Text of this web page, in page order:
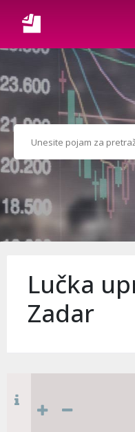
Lučka
Zadar